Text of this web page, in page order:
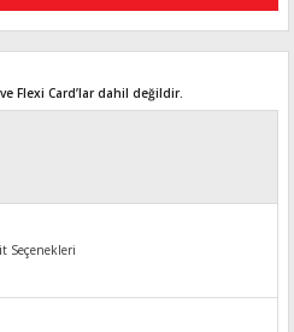
Flexi Card’lar dahil değildir.
Seçenekleri